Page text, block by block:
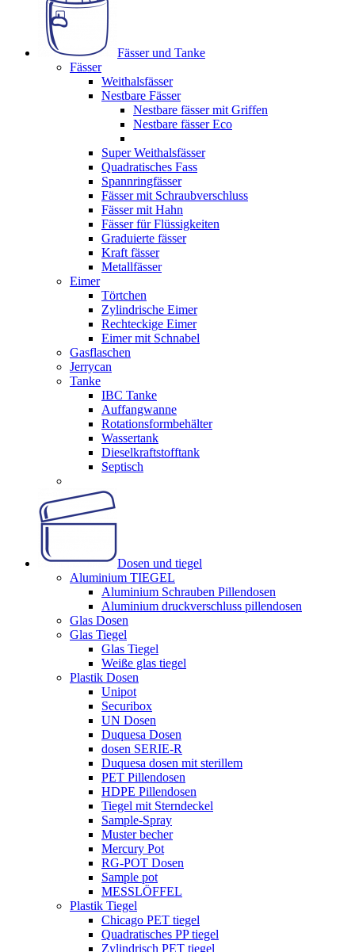
Fässer und Tanke
Fässer
Weithalsfässer
Nestbare Fässer
Nestbare fässer mit Griffen
Nestbare fässer Eco
Super Weithalsfässer
Quadratisches Fass
Spannringfässer
Fässer mit Schraubverschluss
Fässer mit Hahn
Fässer für Flüssigkeiten
Graduierte fässer
Kraft fässer
Metallfässer
Eimer
Törtchen
Zylindrische Eimer
Rechteckige Eimer
Eimer mit Schnabel
Gasflaschen
Jerrycan
Tanke
IBC Tanke
Auffangwanne
Rotationsformbehälter
Wassertank
Dieselkraftstofftank
Septisch
Dosen und tiegel
Aluminium TIEGEL
Aluminium Schrauben Pillendosen
Aluminium druckverschluss pillendosen
Glas Dosen
Glas Tiegel
Glas Tiegel
Weiße glas tiegel
Plastik Dosen
Unipot
Securibox
UN Dosen
Duquesa Dosen
dosen SERIE-R
Duquesa dosen mit sterillem
PET Pillendosen
HDPE Pillendosen
Tiegel mit Sterndeckel
Sample-Spray
Muster becher
Mercury Pot
RG-POT Dosen
Sample pot
MESSLÖFFEL
Plastik Tiegel
Chicago PET tiegel
Quadratisches PP tiegel
Zylindrisch PET tiegel